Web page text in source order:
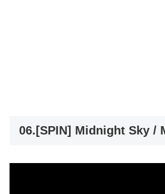
06.[SPIN] Midnight Sky /